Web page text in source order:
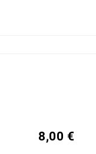
8,00 €